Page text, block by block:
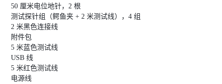
50 厘米电位地针，2 根
测试探针组（鳄鱼夹 + 2 米测试线），4 组
2 米黑色连接线
附件包
5 米蓝色测试线
USB 线
5 米红色测试线
电源线